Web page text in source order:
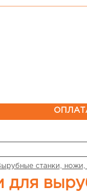
станки, ножи,
для